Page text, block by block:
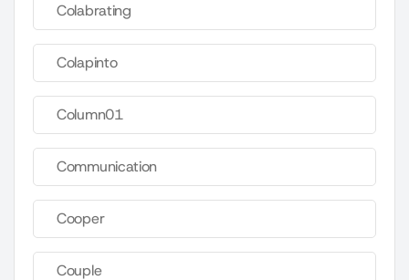
Colabrating
Colapinto
Column01
Communication
Cooper
Couple